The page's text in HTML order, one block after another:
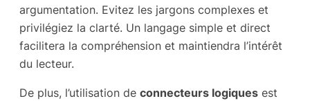
argumentation. Evitez les jargons complexes et
privilégiez la clarté. Un langage simple et direct
facilitera la compréhension et maintiendra l’intérêt
du lecteur.
De plus, l’utilisation de connecteurs logiques est